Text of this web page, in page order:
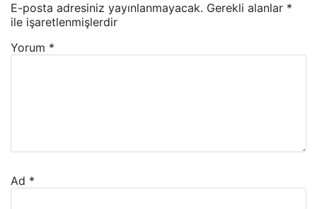
E-posta adresiniz yayınlanmayacak. Gerekli alanlar *
ile işaretlenmişlerdir
Yorum *
Ad *